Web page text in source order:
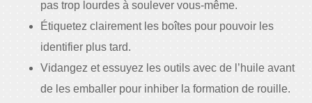
pas trop lourdes à soulever vous-même.
Étiquetez clairement les boîtes pour pouvoir les
identifier plus tard.
Vidangez et essuyez les outils avec de l’huile avant
de les emballer pour inhiber la formation de rouille.